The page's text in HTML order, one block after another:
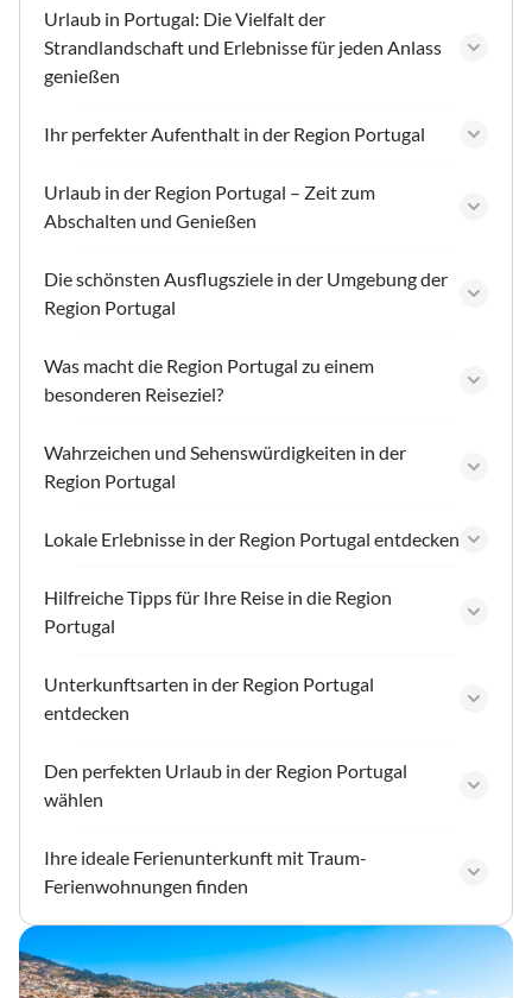
Urlaub in Portugal: Die Vielfalt der
Strandlandschaft und Erlebnisse für jeden Anlass
genießen
Ihr perfekter Aufenthalt in der Region Portugal
Urlaub in der Region Portugal – Zeit zum
Abschalten und Genießen
Die schönsten Ausflugsziele in der Umgebung der
Region Portugal
Was macht die Region Portugal zu einem
besonderen Reiseziel?
Wahrzeichen und Sehenswürdigkeiten in der
Region Portugal
Lokale Erlebnisse in der Region Portugal entdecken
Hilfreiche Tipps für Ihre Reise in die Region
Portugal
Unterkunftsarten in der Region Portugal
entdecken
Den perfekten Urlaub in der Region Portugal
wählen
Ihre ideale Ferienunterkunft mit Traum-
Ferienwohnungen finden